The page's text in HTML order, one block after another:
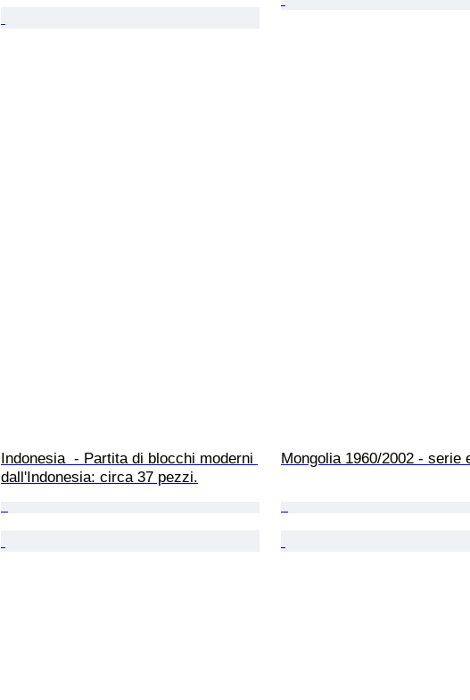
Indonesia  - Partita di blocchi moderni
dall'Indonesia: circa 37 pezzi.
Mongolia 1960/2002 - serie